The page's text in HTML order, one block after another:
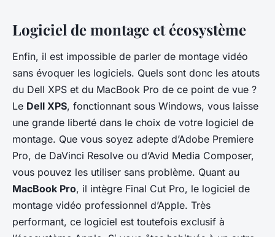
Logiciel de montage et écosystème
Enfin, il est impossible de parler de montage vidéo
sans évoquer les logiciels. Quels sont donc les atouts
du Dell XPS et du MacBook Pro de ce point de vue ?
Le Dell XPS, fonctionnant sous Windows, vous laisse
une grande liberté dans le choix de votre logiciel de
montage. Que vous soyez adepte d’Adobe Premiere
Pro, de DaVinci Resolve ou d’Avid Media Composer,
vous pouvez les utiliser sans problème. Quant au
MacBook Pro, il intègre Final Cut Pro, le logiciel de
montage vidéo professionnel d’Apple. Très
performant, ce logiciel est toutefois exclusif à